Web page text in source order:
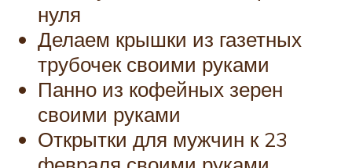
нуля
Делаем крышки из газетных
трубочек своими руками
Панно из кофейных зерен
своими руками
Открытки для мужчин к 23